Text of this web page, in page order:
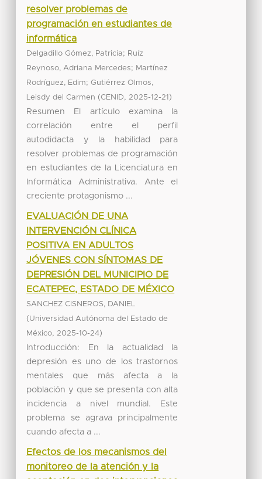
resolver problemas de
programación en estudiantes de
informática
Delgadillo Gómez, Patricia; Ruíz
Reynoso, Adriana Mercedes; Martínez
Rodríguez, Edim;Gutiérrez Olmos,
Leisdy del Carmen (CENID, 2025-12-21 )
Resumen El artículo examina la
correlación entre el perfil
autodidacta y la habilidad para
resolver problemas de programación
en estudiantes de la Licenciatura en
Informática Administrativa. Ante el
creciente protagonismo ...
EVALUACIÓN DE UNA
INTERVENCIÓN CLÍNICA
POSITIVA EN ADULTOS
JÓVENES CON SÍNTOMAS DE
DEPRESIÓN DEL MUNICIPIO DE
ECATEPEC, ESTADO DE MÉXICO
SANCHEZ CISNEROS, DANIEL
(Universidad Autónoma del Estado de
México, 2025-10-24)
Introducción: En la actualidad la
depresión es uno de los trastornos
mentales que más afecta a la
población y que se presenta con alta
incidencia a nivel mundial. Este
problema se agrava principalmente
cuando afecta a ...
Efectos de los mecanismos del
monitoreo de la atención y la